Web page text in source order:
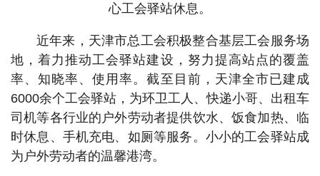
心工会驿站休息。
近年来，天津市总工会积极整合基层工会服务场
地，着力推动工会驿站建设，努力提高站点的覆盖
率、知晓率、使用率。截至目前，天津全市已建成
6000余个工会驿站，为环卫工人、快递小哥、出租车
司机等各行业的户外劳动者提供饮水、饭食加热、临
时休息、手机充电、如厕等服务。小小的工会驿站成
为户外劳动者的温馨港湾。